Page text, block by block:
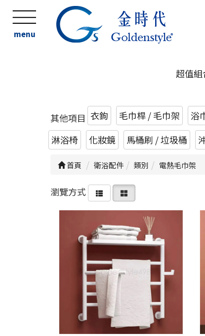
超值組
menu
其他項目 衣鉤 毛巾桿 / 毛巾架 浴
淋浴椅
化妝鏡 馬桶刷 / 垃圾桶
首頁 衛浴配件 類別 電熱毛巾架
瀏覽方式